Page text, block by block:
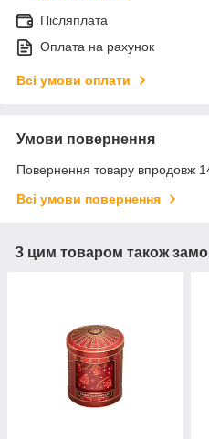
Післяплата
Оплата на рахунок
Всі умови оплати
Умови повернення
Повернення товару впродовж
Всі умови повернення
З цим товаром також